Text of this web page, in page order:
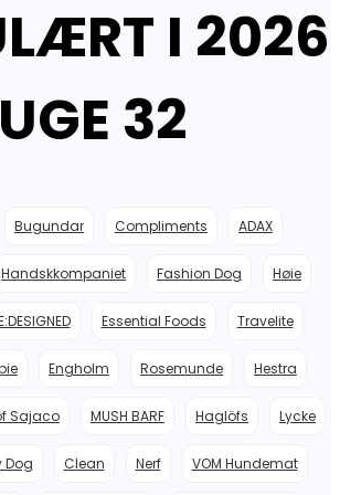
I 2026
UGE 32
Bugundar Compliments ADAX
Handskkompaniet Fashion Dog Høie
Essential Foods Travelite
Engholm Rosemunde Hestra
Sajaco MUSH BARF Haglöfs Lycke
Dog Clean Nerf VOM Hundemat